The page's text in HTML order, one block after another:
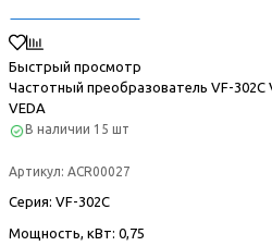
Быстрый просмотр
Частотный преобразователь VF-302С
VEDA
В наличии 15 шт
Артикул: ACR00027
Серия: VF-302С
Мощность, кВт: 0,75